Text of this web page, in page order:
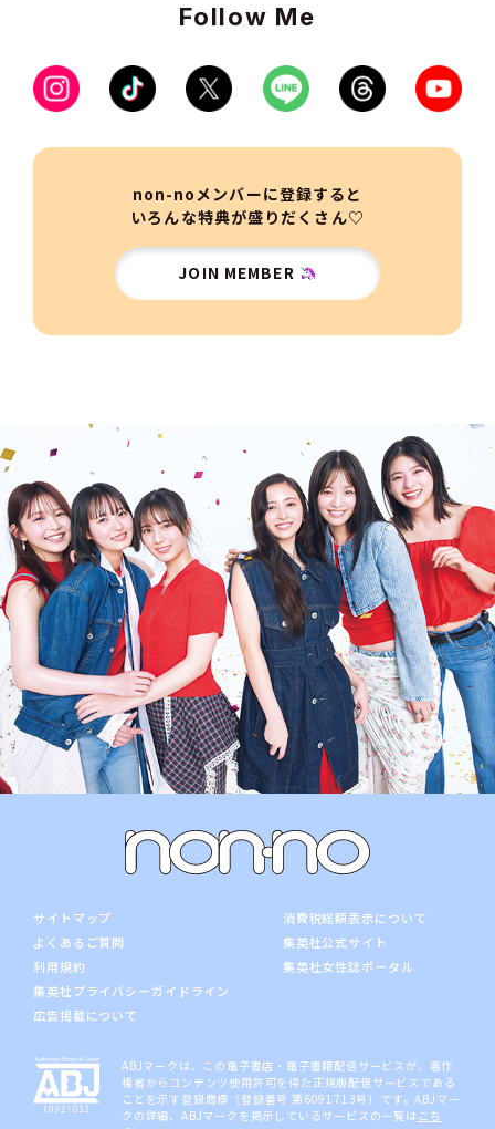
Follow Me
non-noメンバーに登録すると
いろんな特典が盛りだくさん♡
JOIN MEMBER
サイトマップ
よくあるご質問
利用規約
集英社プライバシーガイドライン
広告掲載について
消費税総額表示について
集英社公式サイト
集英社女性誌ポータル
ABJマークは、この電子書店・電子書籍配信サービスが、著作
権者からコンテンツ使用許可を得た正規版配信サービスである
ことを示す登録商標（登録番号 第6091713号）です。ABJマー
クの詳細、ABJマークを掲示しているサービスの一覧は こち